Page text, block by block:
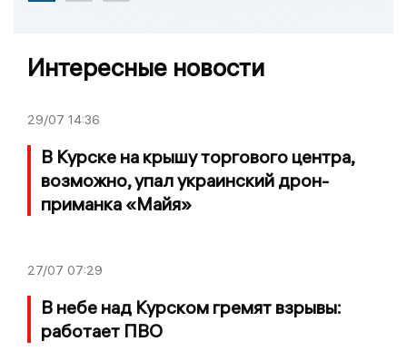
Интересные новости
29/07 14:36
В Курске на крышу торгового центра,
возможно, упал украинский дрон-
приманка «Майя»
27/07 07:29
В небе над Курском гремят взрывы:
работает ПВО